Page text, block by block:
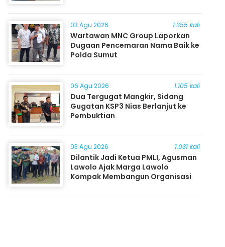
03 Agu 2026 1.355 kali
Wartawan MNC Group Laporkan
Dugaan Pencemaran Nama Baik ke
Polda Sumut
06 Agu 2026 1.105 kali
Dua Tergugat Mangkir, Sidang
Gugatan KSP3 Nias Berlanjut ke
Pembuktian
03 Agu 2026 1.031 kali
Dilantik Jadi Ketua PMLI, Agusman
Lawolo Ajak Marga Lawolo
Kompak Membangun Organisasi